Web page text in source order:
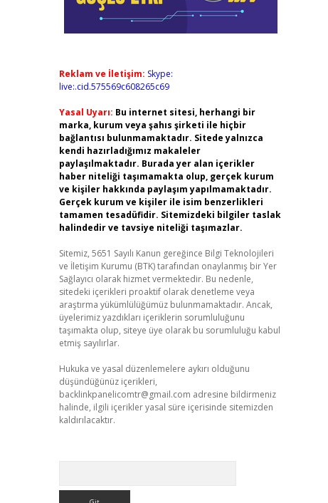
Reklam ve İletişim: Skype:
live:.cid.575569c608265c69
Yasal Uyarı: Bu internet sitesi, herhangi bir
marka, kurum veya şahıs şirketi ile hiçbir
bağlantısı bulunmamaktadır. Sitede yalnızca
kendi hazırladığımız makaleler
paylaşılmaktadır. Burada yer alan içerikler
haber niteliği taşımamakta olup, gerçek kurum
ve kişiler hakkında paylaşım yapılmamaktadır.
Gerçek kurum ve kişiler ile isim benzerlikleri
tamamen tesadüfidir. Sitemizdeki bilgiler taslak
halindedir ve tavsiye niteliği taşımazlar.
Sitemiz, 5651 Sayılı Kanun gereğince Bilgi Teknolojileri
ve İletişim Kurumu (BTK) tarafından onaylanmış bir Yer
Sağlayıcı olarak hizmet vermektedir. Bu nedenle,
sitedeki içerikleri proaktif olarak denetleme veya
araştırma yükümlülüğümüz bulunmamaktadır. Ancak,
üyelerimiz yazdıkları içeriklerin sorumluluğunu
taşımakta olup, siteye üye olarak bu sorumluluğu kabul
etmiş sayılırlar.
Hukuka ve yasal düzenlemelere aykırı olduğunu
düşündüğünüz içerikleri,
backlinkpanelicomtr@gmail.com adresine bildirmeniz
halinde, ilgili içerikler yasal süre içerisinde sitemizden
kaldırılacaktır.